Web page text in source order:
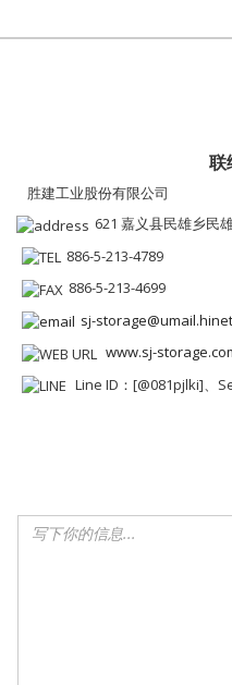
联
胜建工业股份有限公司
621 嘉义县民雄乡民
886-5-213-4789
886-5-213-4699
sj-
www.sj-
Line ID：[@081pjlki]、